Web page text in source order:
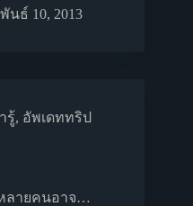
นธ์ 10, 2013
รู้, อัพเดททริป
ลายคนอาจ…